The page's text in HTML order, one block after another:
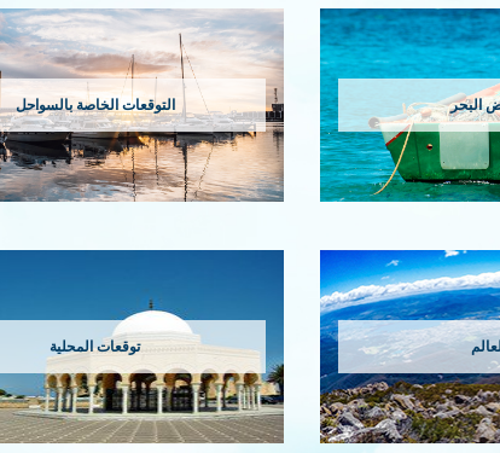
التوقعات الخاصة بالسواحل البحر
توقعات المحلية